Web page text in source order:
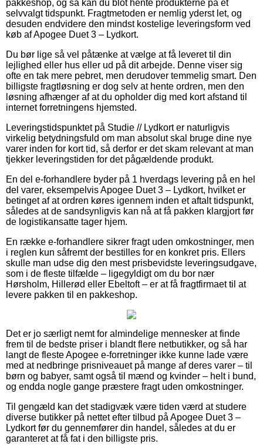
pakkeshop, og så kan du blot hente produkterne på et
selvvalgt tidspunkt. Fragtmetoden er nemlig yderst let, og
desuden endvidere den mindst kostelige leveringsform ved
køb af Apogee Duet 3 – Lydkort.
Du bør lige så vel påtænke at vælge at få leveret til din
lejlighed eller hus eller ud på dit arbejde. Denne viser sig
ofte en tak mere pebret, men derudover temmelig smart. Den
billigste fragtløsning er dog selv at hente ordren, men den
løsning afhænger af at du opholder dig med kort afstand til
internet forretningens hjemsted.
Leveringstidspunktet på Studie // Lydkort er naturligvis
virkelig betydningsfuld om man absolut skal bruge dine nye
varer inden for kort tid, så derfor er det skam relevant at man
tjekker leveringstiden for det pågældende produkt.
En del e-forhandlere byder på 1 hverdags levering på en hel
del varer, eksempelvis Apogee Duet 3 – Lydkort, hvilket er
betinget af at ordren køres igennem inden et aftalt tidspunkt,
således at de sandsynligvis kan nå at få pakken klargjort før
de logistikansatte tager hjem.
En række e-forhandlere sikrer fragt uden omkostninger, men
i reglen kun såfremt der bestilles for en konkret pris. Ellers
skulle man udse dig den mest prisbevidste leveringsudgave,
som i de fleste tilfælde – ligegyldigt om du bor nær
Hørsholm, Hillerød eller Ebeltoft – er at få fragtfirmaet til at
levere pakken til en pakkeshop.
Det er jo særligt nemt for almindelige mennesker at finde
frem til de bedste priser i blandt flere netbutikker, og så har
langt de fleste Apogee e-forretninger ikke kunne lade være
med at nedbringe prisniveauet på mange af deres varer – til
børn og babyer, samt også til mænd og kvinder – helt i bund,
og endda nogle gange præstere fragt uden omkostninger.
Til gengæld kan det stadigvæk være tiden værd at studere
diverse butikker på nettet efter tilbud på Apogee Duet 3 –
Lydkort før du gennemfører din handel, således at du er
garanteret at få fat i den billigste pris.